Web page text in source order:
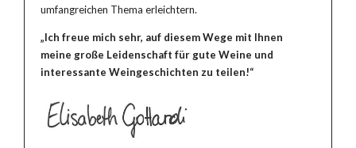
umfangreichen Thema erleichtern.
„Ich freue mich sehr, auf diesem Wege mit Ihnen
meine große Leidenschaft für gute Weine und
interessante Weingeschichten zu teilen!“